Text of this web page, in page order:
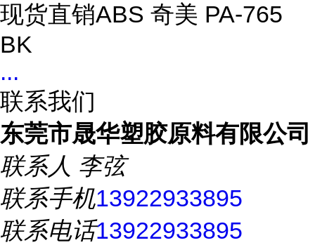
现货直销ABS 奇美 PA-765
BK
...
联系我们
东莞市晟华塑胶原料有限公司
联系人 李弦
联系手机13922933895
联系电话13922933895